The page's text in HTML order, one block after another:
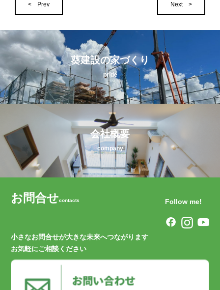
< Prev Next >
会社概要
company
葵建設の家づくり
pride
お問合せcontacts
小さなお問合せが大きな未来へつながります
お気軽にご相談ください
Follow me!